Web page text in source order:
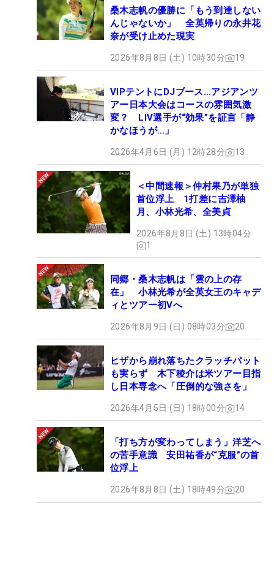
桑木志帆の優勝に「もう到達しない
んじゃないか」 全英帰りの永井花
奈が受け止めた現実
2026年8月8日 (土) 10時30分 19
VIPテントにDJブース…アジアンツ
アー日本大会はコースの雰囲気激
変？ LIV選手が“効果”を証言「静
かなほうが…」
2026年4月6日 (月) 12時28分 13
＜中間速報＞仲村果乃が単独
首位浮上 1打差に吉澤柚
月、小林光希、全美貞
2026年8月8日 (土) 13時04分
1
同郷・桑木志帆は「雲の上の存
在」 小林光希が全英女王のキャデ
ィとツアー初Vへ
2026年8月9日 (日) 08時03分 20
ヒザから崩れ落ちたクラッチパット
も実らず 木下稜介は米ツアー目指
し日本専念へ「圧倒的な強さを」
2026年4月5日 (日) 18時00分 14
「打ち方が変わってしまう」洋芝へ
の苦手意識 安田祐香が“克服”の首
位浮上
2026年8月8日 (土) 18時49分 20